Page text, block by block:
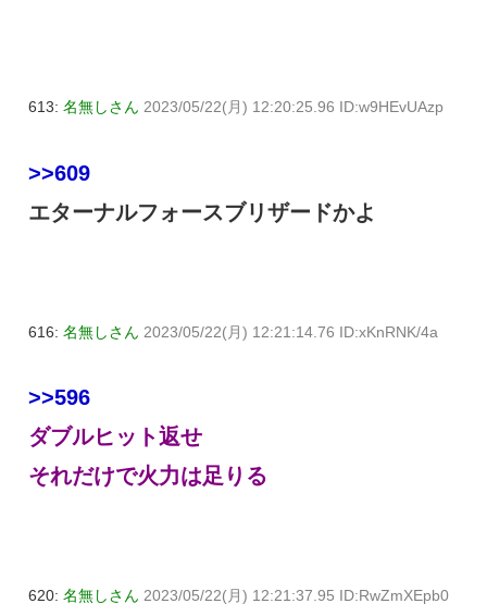
613: 名無しさん 2023/05/22(月) 12:20:25.96 ID:w9HEvUAzp
>>609
エターナルフォースブリザードかよ
616: 名無しさん 2023/05/22(月) 12:21:14.76 ID:xKnRNK/4a
>>596
ダブルヒット返せ
それだけで火力は足りる
620: 名無しさん 2023/05/22(月) 12:21:37.95 ID:RwZmXEpb0